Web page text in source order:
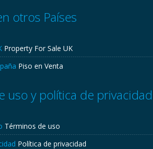
otros Países
Property For Sale UK
Piso en Venta
uso y política de privacidad
Términos de uso
Política de privacidad